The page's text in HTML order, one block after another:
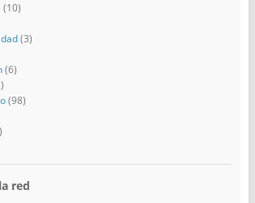
(10)
(3)
(6)
(98)
red